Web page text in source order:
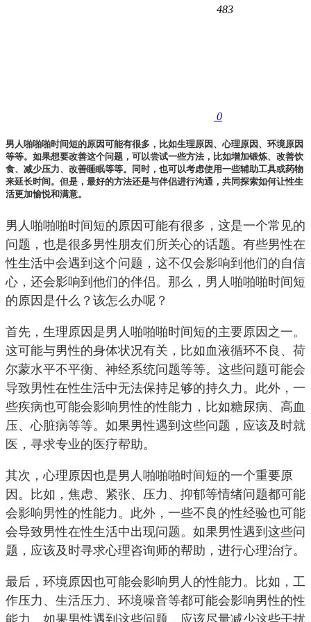
483
0
男人啪啪啪时间短的原因可能有很多，比如生理原因、心理原因、环境原因
等等。如果想要改善这个问题，可以尝试一些方法，比如增加锻炼、改善饮
食、减少压力、改善睡眠等等。同时，也可以考虑使用一些辅助工具或药物
来延长时间。但是，最好的方法还是与伴侣进行沟通，共同探索如何让性生
活更加愉悦和满意。
男人啪啪啪时间短的原因可能有很多，这是一个常见的
问题，也是很多男性朋友们所关心的话题。有些男性在
性生活中会遇到这个问题，这不仅会影响到他们的自信
心，还会影响到他们的伴侣。那么，男人啪啪啪时间短
的原因是什么？该怎么办呢？
首先，生理原因是男人啪啪啪时间短的主要原因之一。
这可能与男性的身体状况有关，比如血液循环不良、荷
尔蒙水平不平衡、神经系统问题等等。这些问题可能会
导致男性在性生活中无法保持足够的持久力。此外，一
些疾病也可能会影响男性的性能力，比如糖尿病、高血
压、心脏病等等。如果男性遇到这些问题，应该及时就
医，寻求专业的医疗帮助。
其次，心理原因也是男人啪啪啪时间短的一个重要原
因。比如，焦虑、紧张、压力、抑郁等情绪问题都可能
会影响男性的性能力。此外，一些不良的性经验也可能
会导致男性在性生活中出现问题。如果男性遇到这些问
题，应该及时寻求心理咨询师的帮助，进行心理治疗。
最后，环境原因也可能会影响男人的性能力。比如，工
作压力、生活压力、环境噪音等都可能会影响男性的性
能力。如果男性遇到这些问题，应该尽量减少这些干扰